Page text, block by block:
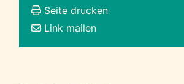
Seite drucken
Link mailen